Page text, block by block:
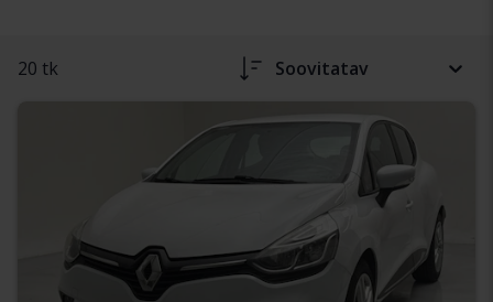
20 tk Soovitatav